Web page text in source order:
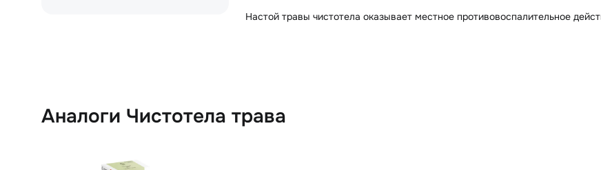
Настой травы чистотела оказывает местное противовоспалительное
Аналоги Чистотела трава